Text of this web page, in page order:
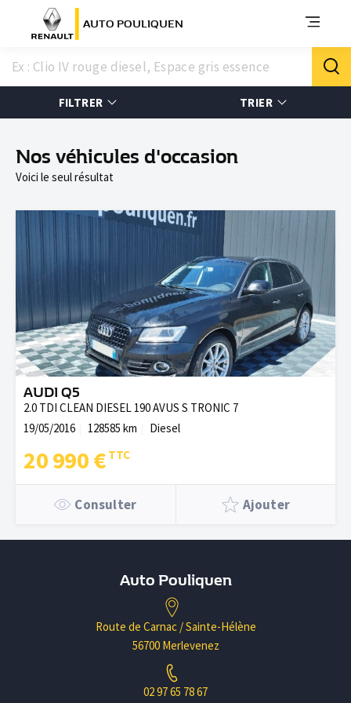
AUTO POULIQUEN
FILTRER TRIER
Nos véhicules d'occasion
Voici le seul résultat
AUDI Q5
2.0 TDI CLEAN DIESEL 190 AVUS S TRONIC 7
19/05/2016
128585 km Diesel
20 990 €
Consulter Ajouter
Auto Pouliquen
Route de Carnac / Sainte-Hélène
56700 Merlevenez
02 97 65 78 67